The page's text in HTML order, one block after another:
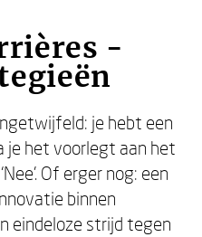
-
je hebt een
je het voorlegt aan het
Of erger nog: een
binnen
eindeloze strijd tegen